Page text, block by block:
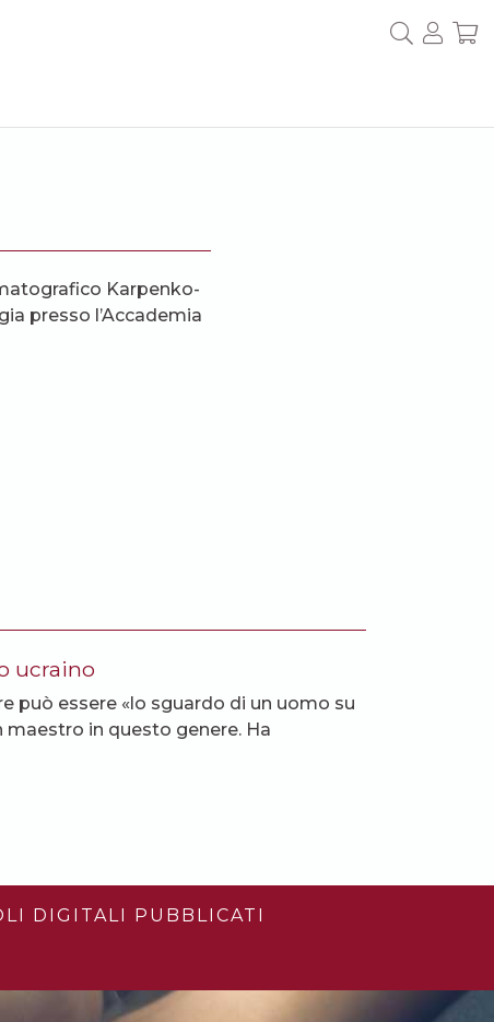
Karpenko-
presso l’Accademia
ucraino
può essere «lo sguardo di un uomo su
maestro in questo genere. Ha
DIGITALI PUBBLICATI